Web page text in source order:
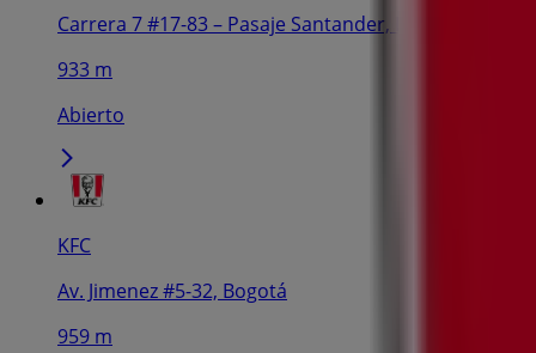
Carrera 7 #17-83 – Pasaje Santander, Local 3, Bogotá
933 m
Abierto
KFC
Av. Jimenez #5-32, Bogotá
959 m